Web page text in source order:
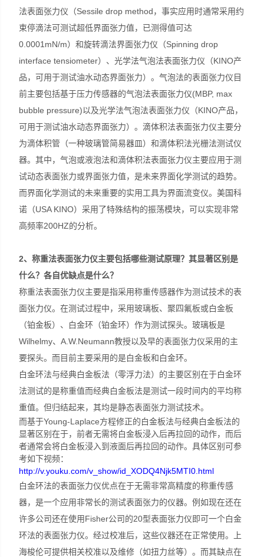
法表面张力仪（Sessile drop method，事实应用时通常采用约
束停滴法可测试超低界面张力值，已测得值可达
0.0001mN/m）和旋转滴法界面张力仪（Spinning drop
interface tensiometer）、光学法气泡法表面张力仪（KINO产
品，可用于测试油水动态界面张力）。气泡法的表面张力仪目
前主要包括基于压力传感器的气泡法表面张力仪(MBP, max
bubble pressure)以及光学法气泡法表面张力仪（KINO产品，
可用于测试油水动态界面张力）。滴体积法表面张力仪主要分
为滴体积管（一种玻璃管简易器皿）和滴体积法光栅法测试仪
器。其中，气泡或液泡法和滴体积法表面张力仪主要应用于测
试动态表面张力或界面张力值，是未来界面化学测试的趋势。
而界面化学测试的未来重要的实用工具为界面流变仪。美国科
诺（USA KINO）采用了特殊结构的振荡模块，可以实现非常
高频率200HZ的分析。
2、称重法表面张力仪主要包括哪些测试原理？其显著区别是
什么？各自优缺点是什么？
称重法表面张力仪主要是指采用称重传感器作为测试技术的表
面张力仪。在测试过程中，采用玻璃板、聚四氟板或白金板
（铂金板）、白金环（铂金环）作为测试探头。玻璃板是
Wilhelmy、A.W.Neumann教授以及早的表面张力仪采用的主
要探头。而目前主要采用的是白金板和白金环。
白金环法与经典白金板法（零浮力法）的主要区别在于白金环
法测试的是称重值而经典白金板法是测试一段时间内的平均称
重值。但归结起来，其均是静态表面张力测试技术。
而基于Young-Laplace方程修正的白金板法与经典白金板法的
显著区别在于，前者无需将白金板浸入后再拉回的动作，而后
者通常会将白金板浸入到液面后再拉回的动作。具体区别可参
考如下视频：
http://v.youku.com/v_show/id_XODQ4Njk5MTI0.html
白金环法的表面张力仪优点在于无需非常高精度的称重传感
器，是一个应用非常长的测试表面张力的仪器。例如现在还在
许多公司还在使用Fisher公司的20型表面张力仪即可一个白金
环法的表面张力仪。经过校准后，这些仪器还在正常使用。上
海梭伦可提供相关校准以及维修（如扭力丝等）。而其缺点在